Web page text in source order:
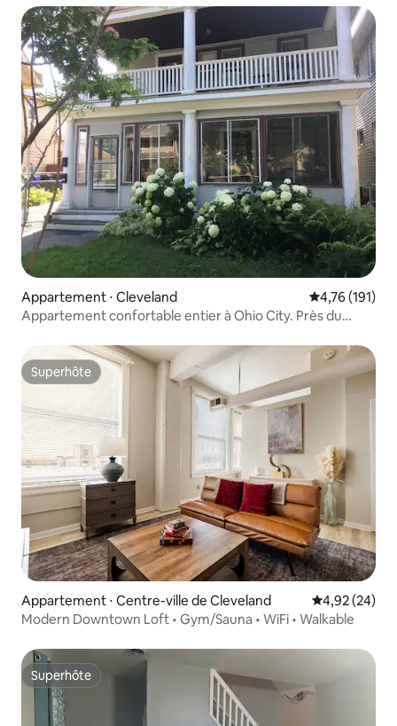
Appartement ⋅ Cleveland Évaluation
4,76 (191)
Appartement confortable entier à Ohio City. Près du
Superhôte
Superhôte
Appartement ⋅ Centre-ville de Cleveland Évaluation
4,92 (24)
Modern Downtown Loft • Gym/Sauna • WiFi • Walkable
Superhôte
Superhôte